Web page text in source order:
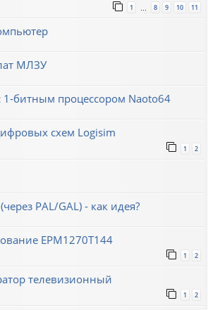
1 … 8 9 10 11
МЛЗУ
1-битным процессором Naoto64
схем Logisim
1 2
PAL/GAL) - как идея?
EPM1270T144
1 2
телевизионный
1 2